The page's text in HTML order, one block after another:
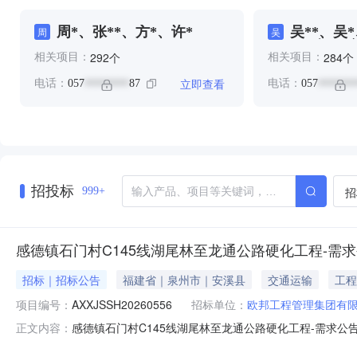
周 周*、张**、方*、许*
相关项目： 292个
电话： 057 ******** 87 立即查看
吴
吴**、吴
相关项目： 284个
电话： 057
招投标 999+
感德镇石门村C145线湖尾林至龙通公路硬化工程-需
招标｜招标公告 福建省｜泉州市｜安溪县 交通运输
工程
项目编号： AXXJSSH20260556 招标单位： 欧邦工程管理集团有
正文内容： 感德镇石门村C145线湖尾林至龙通公路硬化工程-需求